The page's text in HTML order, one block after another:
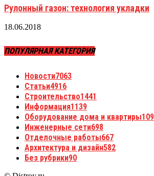
Рулонный газон: технология укладки
18.06.2018
ПОПУЛЯРНАЯ КАТЕГОРИЯ
Новости7063
Статьи4916
Строительство1441
Информация1139
Оборудование дома и квартиры
Инженерные сети698
Отделочные работы667
Архитектура и дизайн582
Без рубрики90